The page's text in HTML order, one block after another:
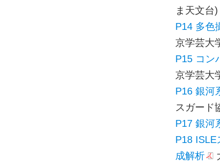
ま天文台)
P14 多色
京学芸大
P15 コン
京学芸大
P16 銀河
スガード
P17 銀河
P18 ISLE
成解析